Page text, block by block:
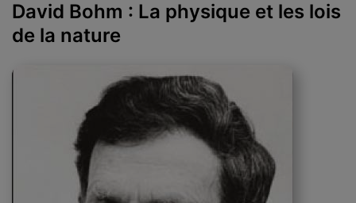
David Bohm : La physique et les lois
de la nature